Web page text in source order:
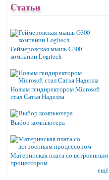
Cтатьи
Геймеровская мышь G300
компании Logitech
Новым гендиректором Microsoft
стал Сатья Наделла
Выбор компьютера
Материнская плата со встроенным
процессором
ещё